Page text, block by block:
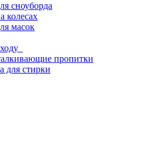
сноуборда
колесах
масок
пропитки
для стирки